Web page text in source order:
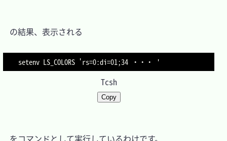
の結果、表示される
setenv LS_COLORS 'rs=0:di=01;34 ・・・ '
Tcsh
Copy
をコマンドとして実行しているわけです。